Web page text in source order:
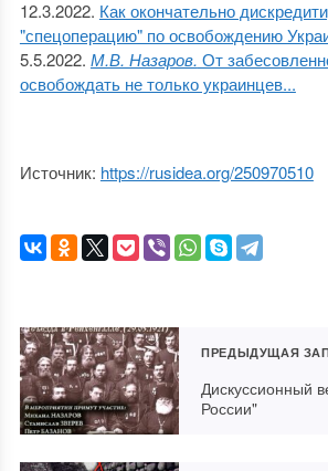
12.3.2022. Как окончательно
"спецоперацию" по освобождению
5.5.2022. М.В. Назаров. От
освобождать не только украинцев...
Источник: https://rusidea.org/250970510
ПРЕДЫДУЩАЯ
Дискуссионный
России"